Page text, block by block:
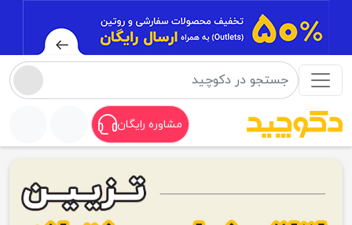
مشاوره رایگان